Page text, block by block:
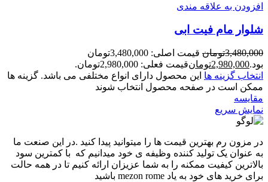
افزودن به علاقه مندی
شلوار مام فیت ابی
3,480,000تومان
قیمت اصلی: 3,480,000تومان
بود.2,980,000تومانقیمت فعلی: 2,980,000تومان.
انتخاب گزینه ها این محصول دارای انواع مختلفی می باشد. گزینه ها
ممکن است در صفحه محصول انتخاب شوند
مقايسه
نمایش سریع
در مزون رم بهترین قیمت ها را میتوانید پیدا کنید .در این صنعت ما
به عنوان یک تولید کننده وظیفه ی خود میدانیم که با کمترین سود
بالاترین کیفیت ممکنه را به شما عزیزان ارائه کنیم تا در همه حالت
برای خرید های خود به یاد mezon rome باشید